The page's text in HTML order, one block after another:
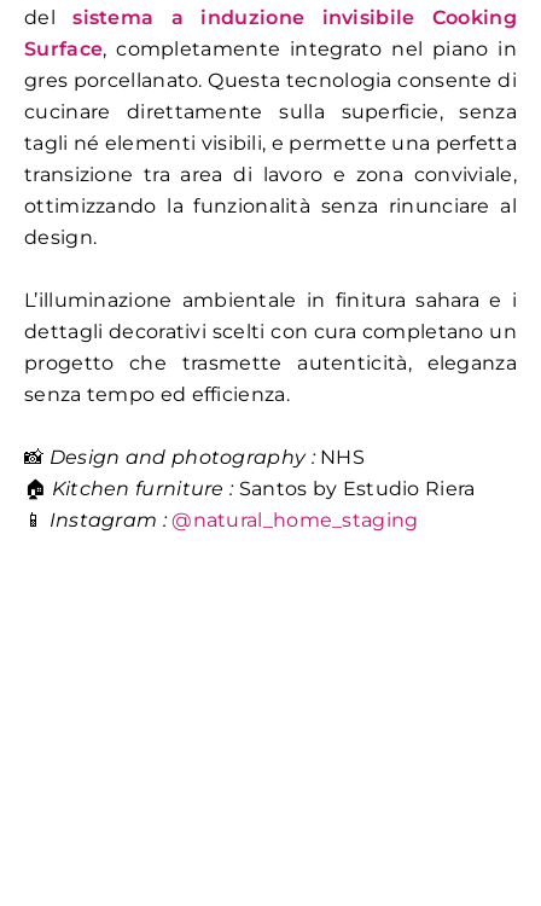
delsistema a induzione invisibile Cooking
Surface, completamente integrato nel piano in
gres porcellanato. Questa tecnologia consente di
cucinare direttamente sulla superficie, senza
tagli né elementi visibili, e permette una perfetta
transizione tra area di lavoro e zona conviviale,
ottimizzando la funzionalità senza rinunciare al
design.
L’illuminazione ambientale in finitura sahara e i
dettagli decorativi scelti con cura completano un
progetto che trasmette autenticità, eleganza
senza tempo ed efficienza.
📸 Design and photography :NHS
🏠 Kitchen furniture :Santos by Estudio Riera
📱 Instagram : @natural_home_staging